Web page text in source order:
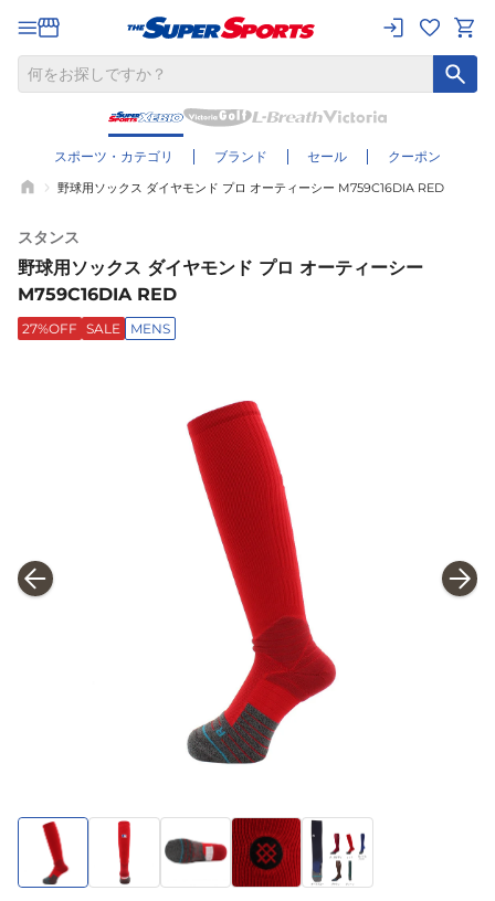
スポーツ・カテゴリ ブランド セール クーポン
野球用ソックス ダイヤモンド プロ オーティーシー M759C16DIA RED
スタンス
野球用ソックス ダイヤモンド プロ オーティーシー
M759C16DIA RED
27%OFF SALE MENS